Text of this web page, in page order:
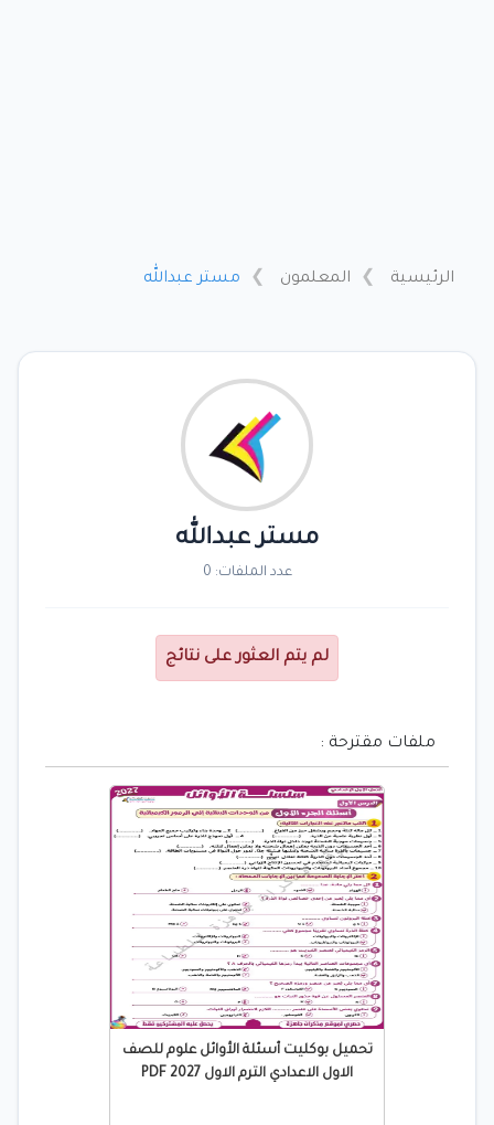
الرئيسية المعلمون مستر عبدالله
مستر عبدالله
عدد الملفات: 0
لم يتم العثور على نتائج
ملفات مقترحة :
تحميل بوكليت أسئلة الأوائل علوم للصف
الاول الاعدادي الترم الاول 2027 PDF